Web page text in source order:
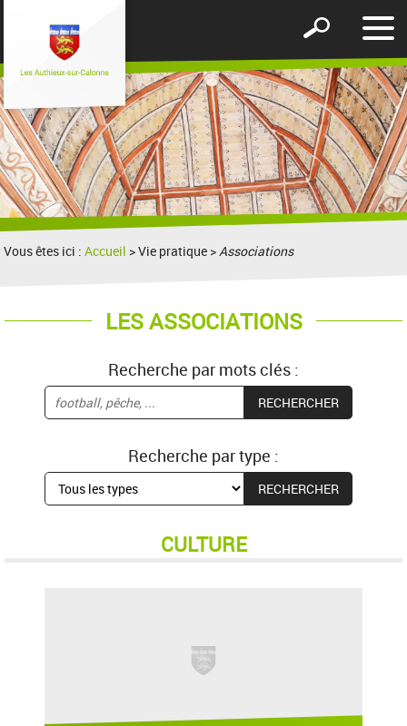
le
Afficher
formulaire
de
recherche
Vous êtes ici :Accueil > Vie pratique >Associations
LES ASSOCIATIONS
Recherche par mots clés :
Recherche par type :
CULTURE